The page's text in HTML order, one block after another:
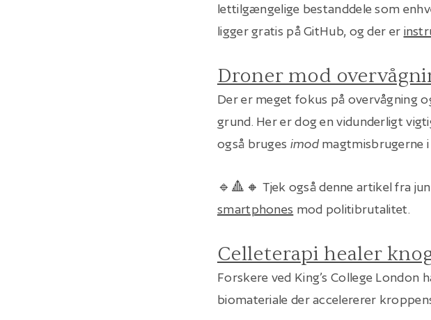
lettilgængelige bestanddele som
ligger gratis på GitHub, og der er
Droner mod
Der er meget fokus på overvågning
grund. Her er dog en vidunderligt
også bruges imodmagtmisbrugerne i
🔹🔺🔸 Tjek også denne artikel fra
smartphones mod politibrutalitet.
Celleterapi healer
Forskere ved King’s College
biomateriale der accelererer